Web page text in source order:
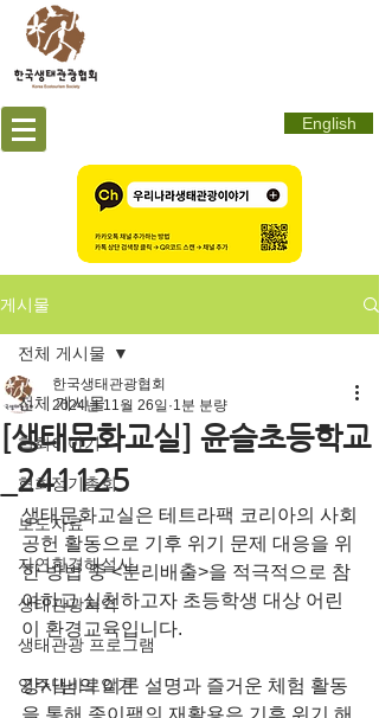
English
게시물
전체 게시물
협회이야기
협회정기총회
보도자료
자연환경해설사
생태관광지역
생태관광 프로그램
영주댐바로알기
전체 게시물
[생태문화교실] 윤슬초등학교
_241125
한국생태관광협회
2024년 11월 26일 1분 분량
생태문화교실은 테트라팩 코리아의 사회
공헌 활동으로 기후 위기 문제 대응을 위
한 방법 중 <분리배출>을 적극적으로 참
여하고 실천하고자 초등학생 대상 어린
이 환경교육입니다.
강사님의 이론 설명과 즐거운 체험 활동
을 통해 종이팩의 재활용은 기후 위기 해